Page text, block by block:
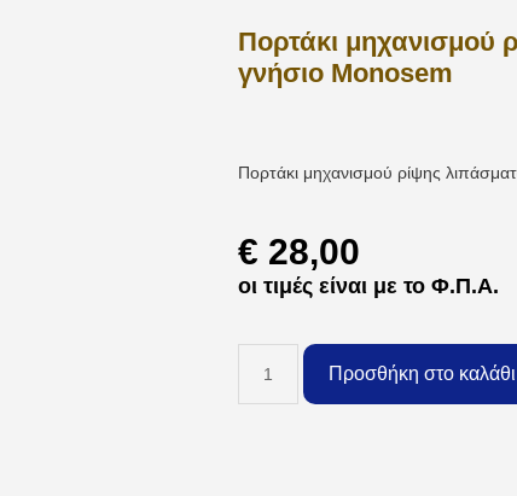
Πορτάκι μηχανισμού
γνήσιο Monosem
Πορτάκι μηχανισμού ρίψης
€ 28,00
οι τιμές είναι με το Φ.Π.Α.
Προσθήκη στο καλάθι